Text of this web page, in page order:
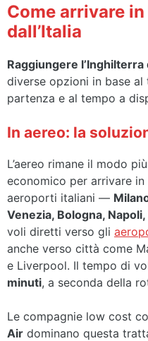
Come arrivare
dall’Italia
Raggiungere l’Inghilterra
diverse opzioni in base
partenza e al tempo a
In aereo: la
L’aereo rimane il modo
economico per arrivare
aeroporti italiani —
Venezia, Bologna,
voli diretti verso gli
anche verso città come
e Liverpool. Il tempo di
minuti, a seconda della
Le compagnie low cost
Air dominano questa